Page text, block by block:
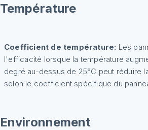
Température
Coefficient de température: Les
l'efficacité lorsque la température
degré au-dessus de 25°C peut réduire
selon le coefficient spécifique du
Environnement